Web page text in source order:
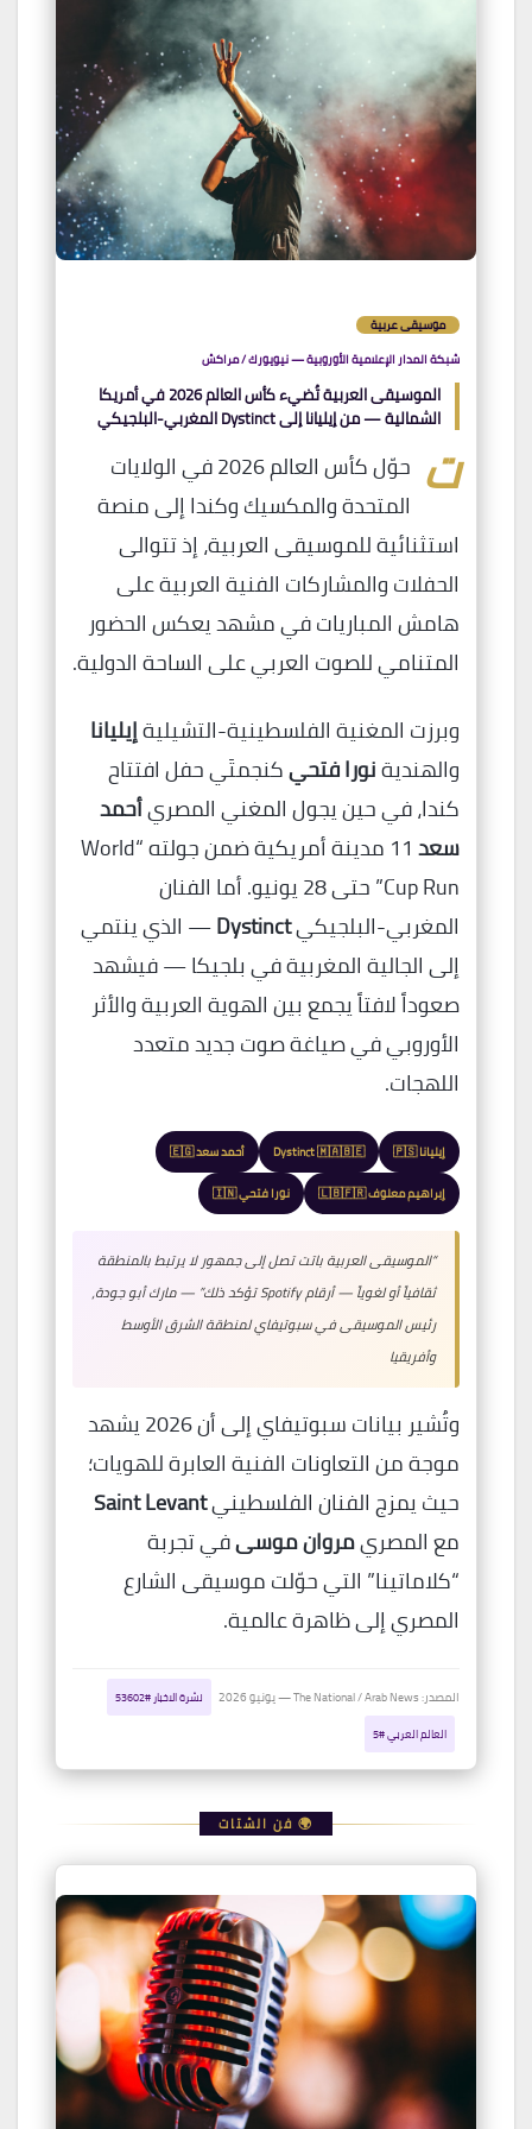
موسيقى عربية
شبكة المدار الإعلامية الأوروبية — نيويورك / مراكش
الموسيقى العربية تُضيء كأس العالم 2026 في أمريكا
الشمالية — من إيليانا إلى Dystinct المغربي-البلجيكي
ت
حوّل كأس العالم 2026 في الولايات
المتحدة والمكسيك وكندا إلى منصة
استثنائية للموسيقى العربية، إذ تتوالى
الحفلات والمشاركات الفنية العربية على
هامش المباريات في مشهد يعكس الحضور
المتنامي للصوت العربي على الساحة الدولية.
وبرزت المغنية الفلسطينية-التشيليةإيليانا
والهنديةنورا فتحيكنجمتَي حفل افتتاح
كندا، في حين يجول المغني المصريأحمد
سعد
11 مدينة أمريكية ضمن جولته “World
Cup Run” حتى 28 يونيو. أما الفنان
المغربي-البلجيكيDystinct— الذي ينتمي
إلى الجالية المغربية في بلجيكا — فيشهد
صعوداً لافتاً يجمع بين الهوية العربية والأثر
الأوروبي في صياغة صوت جديد متعدد
اللهجات.
إيليانا 🇵🇸 Dystinct 🇲🇦🇧🇪
أحمد سعد 🇪🇬
إبراهيم معلوف 🇱🇧🇫🇷
نورا فتحي 🇮🇳
“الموسيقى العربية باتت تصل إلى جمهور لا يرتبط بالمنطقة
ثقافياً أو لغوياً — أرقام Spotify تؤكد ذلك” — مارك أبو جودة،
رئيس الموسيقى في سبوتيفاي لمنطقة الشرق الأوسط
وأفريقيا
وتُشير بيانات سبوتيفاي إلى أن 2026 يشهد
موجة من التعاونات الفنية العابرة للهويات؛
حيث يمزج الفنان الفلسطينيSaint Levant
مع المصريمروان موسىفي تجربة
“كلاماتينا” التي حوّلت موسيقى الشارع
المصري إلى ظاهرة عالمية.
المصدر: The National / Arab News — يونيو 2026
نشرة الاخبار #53602
العالم العربي #5
🌍 فن الشتات